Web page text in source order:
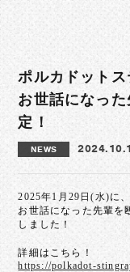
ポルカドット
お世話になっ
定！
NEWS
2025年1月29日(水)に
お世話になった先輩を
しました！
詳細はこちら！
https://polkadot-